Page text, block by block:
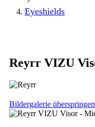
Eyeshields
Reyrr VIZU
Bildergalerie überspringen